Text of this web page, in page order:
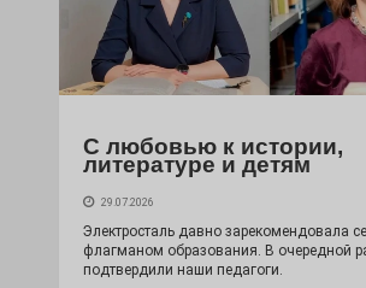
С любовью к истории,
литературе и детям
29.07.2026
Электросталь давно зарекомендовала
флагманом образования. В очередной
подтвердили наши педагоги.